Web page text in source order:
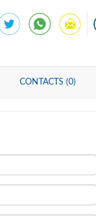
CONTACTS (0)